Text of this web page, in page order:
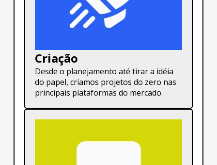
Criação
Desde o planejamento até tirar a idéia
do papel, criamos projetos do zero nas
principais plataformas do mercado.